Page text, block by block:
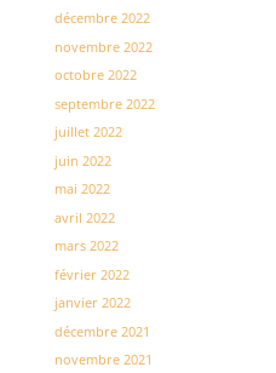
décembre 2022
novembre 2022
octobre 2022
septembre 2022
juillet 2022
juin 2022
mai 2022
avril 2022
mars 2022
février 2022
janvier 2022
décembre 2021
novembre 2021